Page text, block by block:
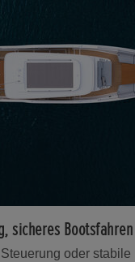
sicheres Bootsfahren
oder stabile